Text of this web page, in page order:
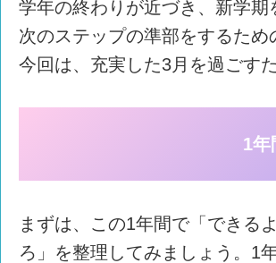
学年の終わりが近づき、新学
次のステップの準部をするた
今回は、充実した3月を過ごす
1年
まずは、この1年間で「できる
ろ」を整理してみましょう。1